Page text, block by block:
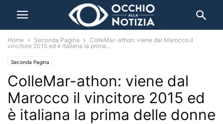
Home Seconda Pagina
ColleMar-athon: viene dal Marocco il
vincitore 2015 ed è italiana la prima...
Seconda Pagina
ColleMar-athon: viene dal
Marocco il vincitore 2015 ed
è italiana la prima delle donne